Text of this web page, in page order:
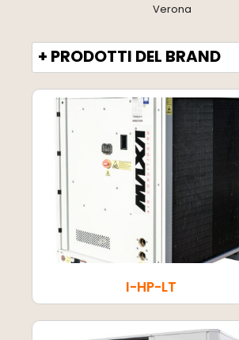
Verona
+ PRODOTTI DEL BRAND
I-HP-LT